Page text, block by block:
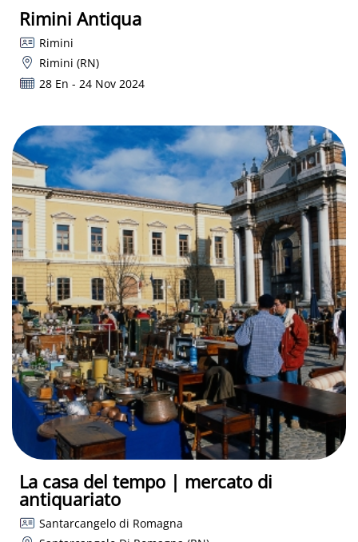
Rimini Antiqua
Rimini
Rimini (RN)
28 En - 24 Nov 2024
La casa del tempo | mercato di
antiquariato
Santarcangelo di Romagna